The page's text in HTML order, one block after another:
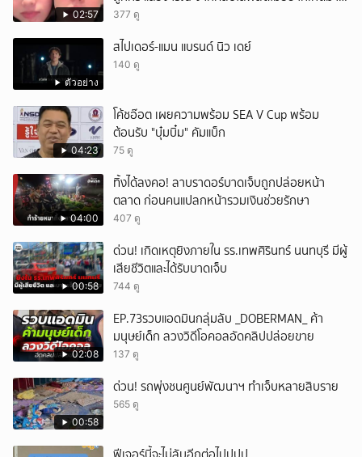
02:57
หน้าเหมือนพ่อ
377 ดู
ตัวอย่าง
สไปเดอร์-แมน แบรนด์ นิว เดย์
140 ดู
04:23
โค้ชอ๊อต เผยความพร้อม SEA V Cup พร้อม
ต้อนรับ "บุ๋มบิ๋ม" คัมแบ็ก
75 ดู
04:00
ทิ้งได้ลงคอ! ลาบราดอร์บาดเจ็บถูกปล่อยหน้า
ตลาด ก่อนคนแปลกหน้ารวมเงินช่วยรักษา
407 ดู
00:58
ด่วน! เกิดเหตุยิงภายใน รร.เทพศิรินทร์ นนทบุรี มีผู้
เสียชีวิตและได้รับบาดเจ็บ
744 ดู
02:08
EP.73รวบแอดมินกลุ่มลับ _DOBERMAN_ ค้า
มนุษย์เด็ก ลวงวิดีโอคอลอัดคลิปปล่อยขาย
137 ดู
00:58
ด่วน! รถพุ่งชนศูนย์พัฒนาฯ ทำเจ็บหลายสิบราย
565 ดู